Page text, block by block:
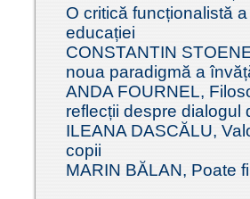
O critică funcționalistă
educației
CONSTANTIN
noua paradigmă a
ANDA FOURNEL,
reflecții despre dialogul
ILEANA DASCĂLU,
copii
MARIN BĂLAN, Poate